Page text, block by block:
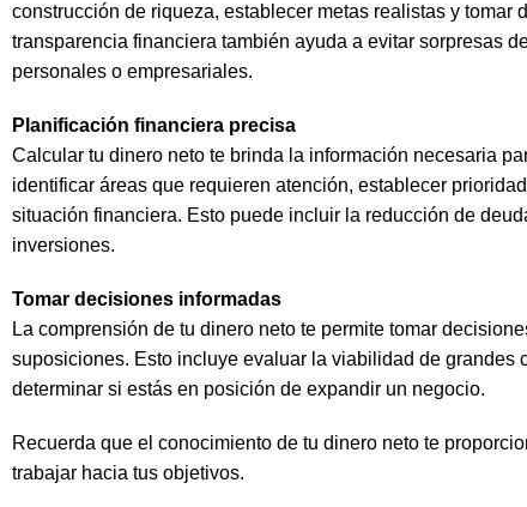
construcción de riqueza, establecer metas realistas y
transparencia financiera también ayuda a evitar sorpresas
personales o empresariales.
Planificación financiera precisa
Calcular tu dinero neto te brinda la información necesaria
identificar áreas que requieren atención, establecer
situación financiera. Esto puede incluir la reducción de
inversiones.
Tomar decisiones informadas
La comprensión de tu dinero neto te permite tomar
suposiciones. Esto incluye evaluar la viabilidad de
determinar si estás en posición de expandir un negocio.
Recuerda que el conocimiento de tu dinero neto te
trabajar hacia tus objetivos.